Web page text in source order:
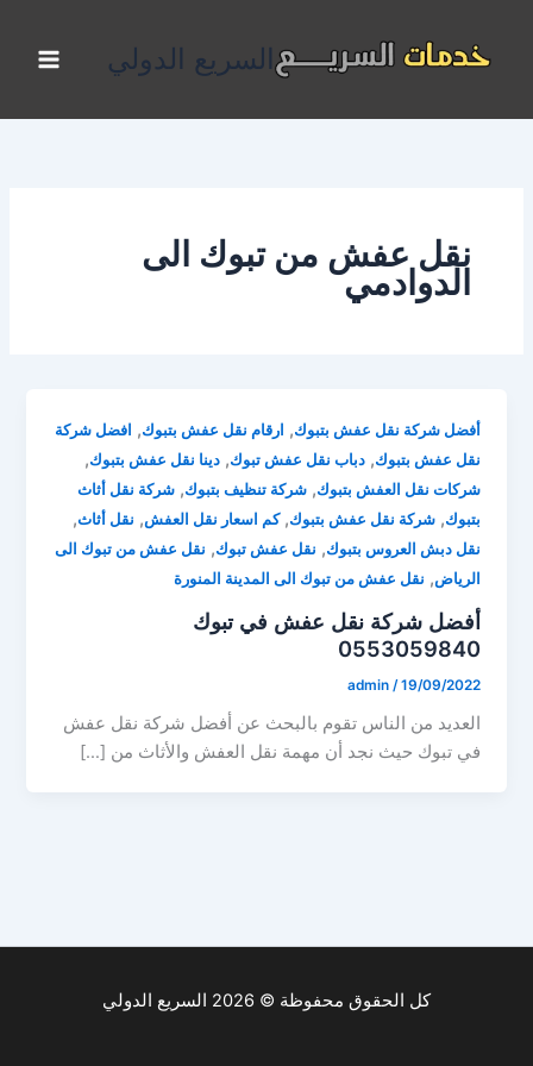
المحتوى
السريع الدولي
نقل عفش من تبوك الى
الدوادمي
أفضل شركة نقل عفش بتبوك, ارقام نقل عفش بتبوك, افضل شركة
نقل عفش بتبوك,دباب نقل عفش تبوك,دينا نقل عفش بتبوك,
شركات نقل العفش بتبوك,شركة تنظيف بتبوك,شركة نقل أثاث
بتبوك,شركة نقل عفش بتبوك,كم اسعار نقل العفش, نقل أثاث,
نقل دبش العروس بتبوك, نقل عفش تبوك, نقل عفش من تبوك الى
الرياض, نقل عفش من تبوك الى المدينة المنورة
أفضل شركة نقل عفش في تبوك
0553059840
admin /19/09/2022
العديد من الناس تقوم بالبحث عن أفضل شركة نقل عفش
في تبوك حيث نجد أن مهمة نقل العفش والأثاث من […]
كل الحقوق محفوظة © 2026 السريع الدولي